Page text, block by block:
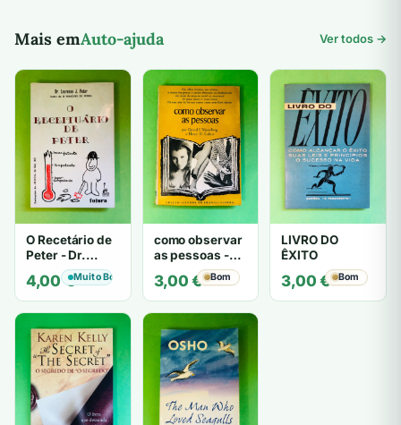
Mais emAuto-ajuda Ver todos →
O Recetário de
Peter - Dr.
Laurence J.
Peter
4,00€Muito Bom
como observar
as pessoas -
Gerard I.
Nierenberg e
Henry H. Calero
3,00€ Bom
LIVRO DO
ÊXITO
3,00€ Bom